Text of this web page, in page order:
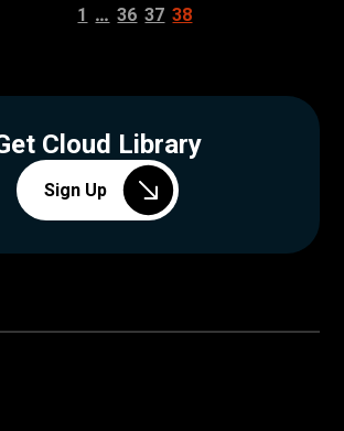
1 … 36 37 38
Cloud Library
Sign Up